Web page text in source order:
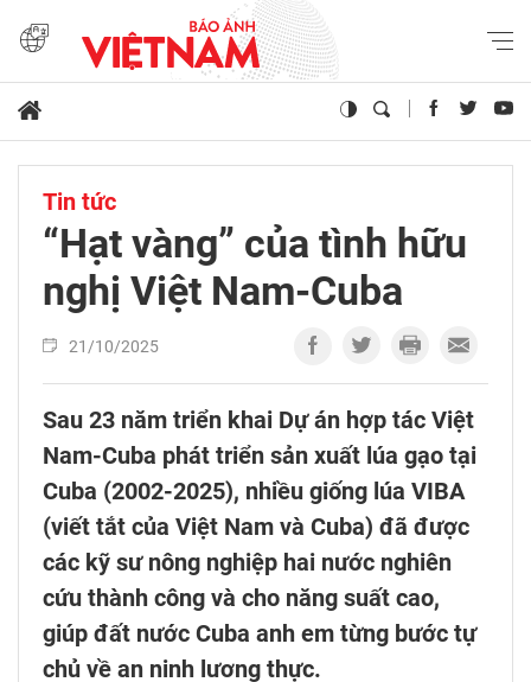
Tin tức
“Hạt vàng” của tình hữu
nghị Việt Nam-Cuba
21/10/2025
Sau 23 năm triển khai Dự án hợp tác Việt
Nam-Cuba phát triển sản xuất lúa gạo tại
Cuba (2002-2025), nhiều giống lúa VIBA
(viết tắt của Việt Nam và Cuba) đã được
các kỹ sư nông nghiệp hai nước nghiên
cứu thành công và cho năng suất cao,
giúp đất nước Cuba anh em từng bước tự
chủ về an ninh lương thực.